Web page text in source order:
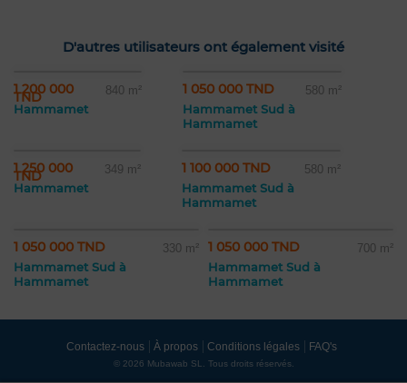
D'autres utilisateurs ont également visité
1 200 000
TND 840 m²
Hammamet
1 050 000 TND 580 m²
Hammamet Sud à
Hammamet
1 250 000
TND 349 m²
Hammamet
1 100 000 TND 580 m²
Hammamet Sud à
Hammamet
1 050 000 TND 330 m²
Hammamet Sud à
Hammamet
1 050 000 TND 700 m²
Hammamet Sud à
Hammamet
Contactez-nous À propos Conditions légales FAQ's
© 2026 Mubawab SL. Tous droits réservés.